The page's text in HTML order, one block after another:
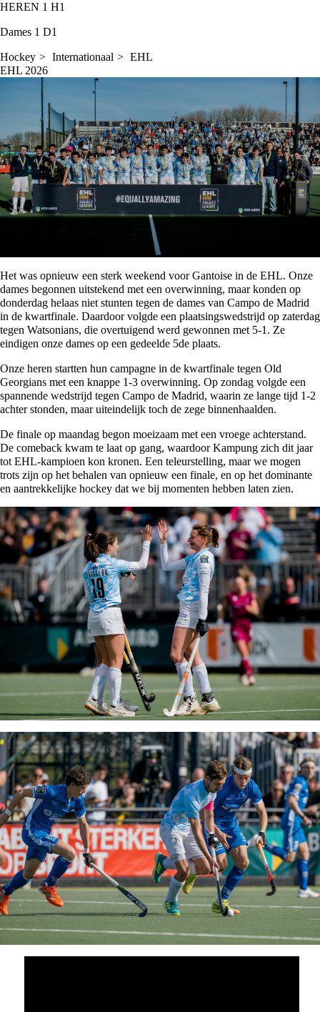
HEREN 1 H1
Dames 1 D1
Hockey Internationaal
EHL
EHL 2026
Het was opnieuw een sterk weekend voor Gantoise in de EHL. Onze
dames begonnen uitstekend met een overwinning, maar konden op
donderdag helaas niet stunten tegen de dames van Campo de Madrid
in de kwartfinale. Daardoor volgde een plaatsingswedstrijd op zaterdag
tegen Watsonians, die overtuigend werd gewonnen met 5-1. Ze
eindigen onze dames op een gedeelde 5de plaats.
Onze heren startten hun campagne in de kwartfinale tegen Old
Georgians met een knappe 1-3 overwinning. Op zondag volgde een
spannende wedstrijd tegen Campo de Madrid, waarin ze lange tijd 1-2
achter stonden, maar uiteindelijk toch de zege binnenhaalden.
De finale op maandag begon moeizaam met een vroege achterstand.
De comeback kwam te laat op gang, waardoor Kampung zich dit jaar
tot EHL-kampioen kon kronen. Een teleurstelling, maar we mogen
trots zijn op het behalen van opnieuw een finale, en op het dominante
en aantrekkelijke hockey dat we bij momenten hebben laten zien.